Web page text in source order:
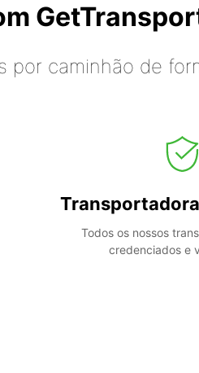
por caminhão de
Todos os nossos
credenciados e